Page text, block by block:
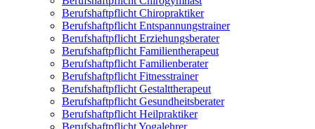
Berufshaftpflicht Chiropraktiker
Berufshaftpflicht Entspannungstrainer
Berufshaftpflicht Erziehungsberater
Berufshaftpflicht Familientherapeut
Berufshaftpflicht Familienberater
Berufshaftpflicht Fitnesstrainer
Berufshaftpflicht Gestalttherapeut
Berufshaftpflicht Gesundheitsberater
Berufshaftpflicht Heilpraktiker
Berufshaftpflicht Yogalehrer